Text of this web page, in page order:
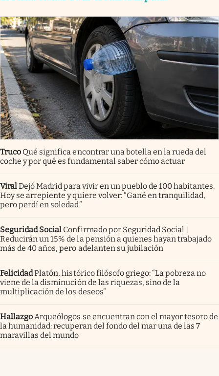
Truco Qué significa encontrar una botella en la rueda del
coche y por qué es fundamental saber cómo actuar
ViralDejó Madrid para vivir en un pueblo de 100 habitantes.
Hoy se arrepiente y quiere volver: “Gané en tranquilidad,
pero perdí en soledad”
Seguridad Social Confirmado por Seguridad Social |
Reducirán un 15% de la pensión a quienes hayan trabajado
más de 40 años, pero adelanten su jubilación
FelicidadPlatón, histórico filósofo griego: “La pobreza no
viene de la disminución de las riquezas, sino de la
multiplicación de los deseos”
Hallazgo Arqueólogos se encuentran con el mayor tesoro de
la humanidad: recuperan del fondo del mar una de las 7
maravillas del mundo